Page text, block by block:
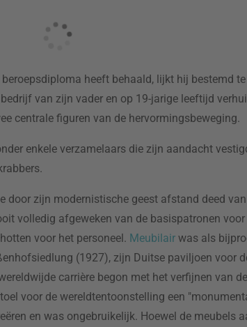
heeft behaald, lijkt hij bestemd
van zijn vader en op 19-jarige leeftijd
centrale figuren van de hervormingsbeweging.
enkele verzamelaars die zijn aandacht
door zijn modernistische geest afstand deed
volledig afgeweken van de basispatronen
voor het personeel. Meubilair was als
(1927), zijn Duitse paviljoen voor
carrière begon met het verfijnen van
voor de wereldtentoonstelling een
en was ongebruikelijk. Hoewel de meubels